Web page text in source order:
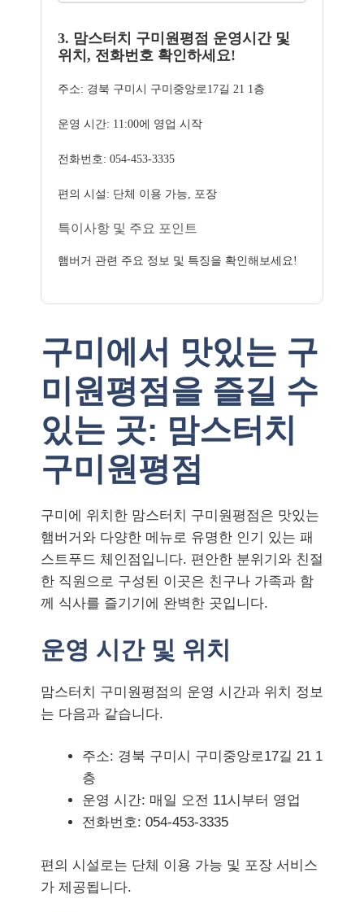
3. 맘스터치 구미원평점 운영시간 및
위치, 전화번호 확인하세요!
주소: 경북 구미시 구미중앙로17길 21 1층
운영 시간: 11:00에 영업 시작
전화번호: 054-453-3335
편의 시설: 단체 이용 가능, 포장
특이사항 및 주요 포인트
햄버거 관련 주요 정보 및 특징을 확인해보세요!
구미에서 맛있는 구
미원평점을 즐길 수
있는 곳: 맘스터치
구미원평점
구미에 위치한 맘스터치 구미원평점은 맛있는
햄버거와 다양한 메뉴로 유명한 인기 있는 패
스트푸드 체인점입니다. 편안한 분위기와 친절
한 직원으로 구성된 이곳은 친구나 가족과 함
께 식사를 즐기기에 완벽한 곳입니다.
운영 시간 및 위치
맘스터치 구미원평점의 운영 시간과 위치 정보
는 다음과 같습니다.
주소: 경북 구미시 구미중앙로17길 21 1
층
운영 시간: 매일 오전 11시부터 영업
전화번호: 054-453-3335
편의 시설로는 단체 이용 가능 및 포장 서비스
가 제공됩니다.